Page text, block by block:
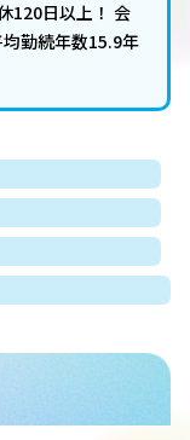
120日以上！ 会
勤続年数15.9年